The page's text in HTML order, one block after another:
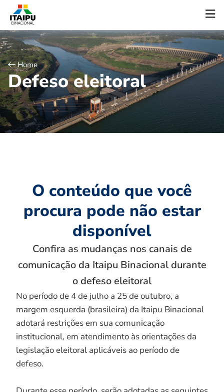
Home
Defeso eleitoral
O conteúdo que você
procura pode não estar
disponível
Confira as mudanças nos canais de
comunicação da Itaipu Binacional durante
o defeso eleitoral
No período de 4 de julho a 25 de outubro, a
margem esquerda (brasileira) da Itaipu Binacional
adotará restrições em sua comunicação
institucional, em atendimento às orientações da
legislação eleitoral aplicáveis ao período de
defeso.